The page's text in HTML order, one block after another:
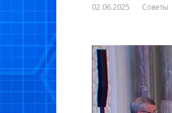
02.06.2025 Советы